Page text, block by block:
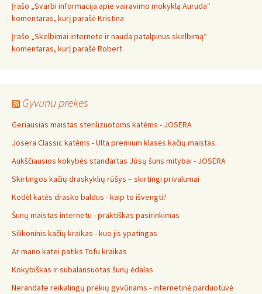
Įrašo „Svarbi informacija apie vairavimo mokyklą Auruda“
komentaras, kurį parašė Kristina
Įrašo „Skelbimai internete ir nauda patalpinus skelbimą“
komentaras, kurį parašė Robert
Gyvunu prekes
Geriausias maistas sterilizuotoms katėms - JOSERA
Josera Classic katėms - Ulta premium klasės kačių maistas
Aukščiausios kokybės standartas Jūsų šuns mitybai - JOSERA
Skirtingos kačių draskyklių rūšys – skirtingi privalumai
Kodėl katės drasko baldus - kaip to išvengti?
Šunų maistas internetu - praktiškas pasirinkimas
Silikoninis kačių kraikas - kuo jis ypatingas
Ar mano katei patiks Tofu kraikas
Kokybiškas ir subalansuotas šunų ėdalas
Nerandate reikalingų prekių gyvūnams - internetinė parduotuvė